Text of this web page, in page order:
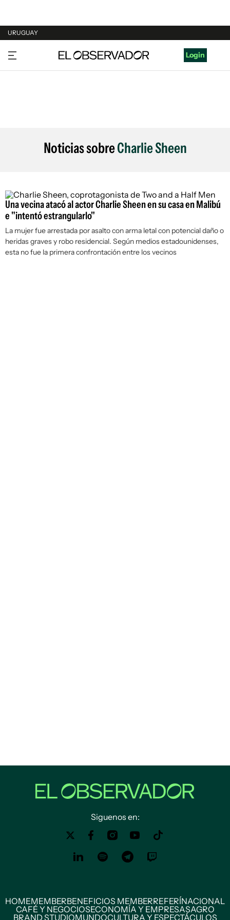
URUGUAY
URUGUAY
ARGENTINA
Login
Noticias sobreCharlie Sheen
Una vecina atacó al actor Charlie Sheen en su casa en Malibú
e "intentó estrangularlo"
La mujer fue arrestada por asalto con arma letal con potencial daño o
heridas graves y robo residencial. Según medios estadounidenses,
esta no fue la primera confrontación entre los vecinos
Siguenos en:
HOMEMEMBERBENEFICIOS MEMBERREFERÍNACIONAL
CAFÉ Y NEGOCIOSECONOMÍA Y EMPRESASAGRO
BRAND STUDIOMUNDOCULTURA Y ESPECTÁCULOS